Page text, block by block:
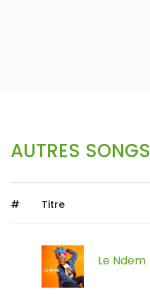
AUTRES SONGS
# Titre
Le Ndem